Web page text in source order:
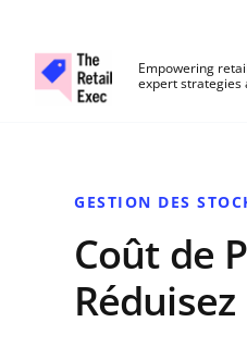
Empowering
expert strategies
GESTION DES
Coût de